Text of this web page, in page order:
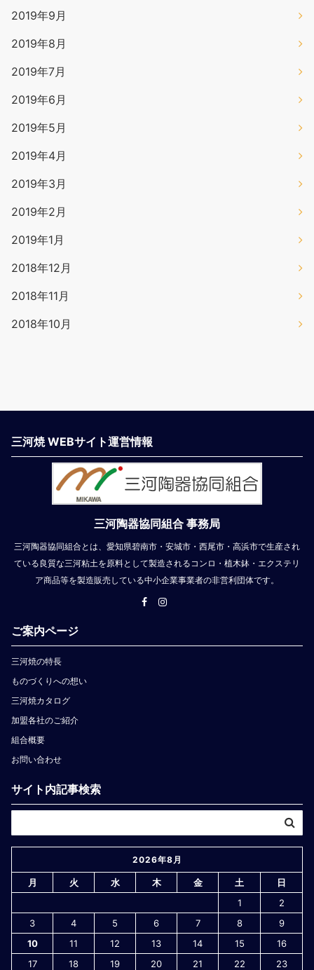
2019年9月
2019年8月
2019年7月
2019年6月
2019年5月
2019年4月
2019年3月
2019年2月
2019年1月
2018年12月
2018年11月
2018年10月
三河焼 WEBサイト運営情報
三河陶器協同組合 事務局
三河陶器協同組合とは、愛知県碧南市・安城市・西尾市・高浜市で生産され
ている良質な三河粘土を原料として製造されるコンロ・植木鉢・エクステリ
ア商品等を製造販売している中小企業事業者の非営利団体です。
ご案内ページ
三河焼の特長
ものづくりへの想い
三河焼カタログ
加盟各社のご紹介
組合概要
お問い合わせ
サイト内記事検索
2026年8月
月 火 水 木 金 土
日
1
2
3
4 5 6 7 8
9
10
11 12 13 14 15
16
17
18 19 20 21 22 23